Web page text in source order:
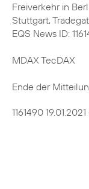
Freiverkehr in
Stuttgart,
EQS News ID:
MDAX TecDAX
Ende der
1161490